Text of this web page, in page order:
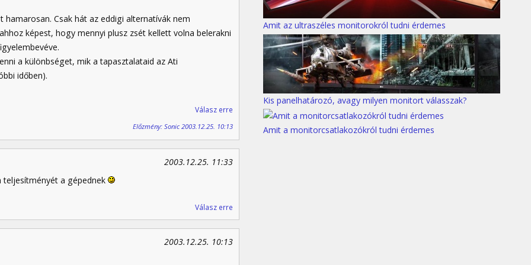
Csak hát az eddigi alternatívák nem
képest, hogy mennyi plusz zsét kellett volna belerakni
a különbséget, mik a tapasztalataid az Ati
időben).
Válasz erre
Előzmény: Sonic 2003.12.25. 10:13
2003.12.25. 11:33
a gépednek
Válasz erre
2003.12.25. 10:13
Amit az ultraszéles monitorokról tudni érdemes
Kis panelhatározó, avagy milyen monitort válasszak?
Amit a monitorcsatlakozókról tudni érdemes